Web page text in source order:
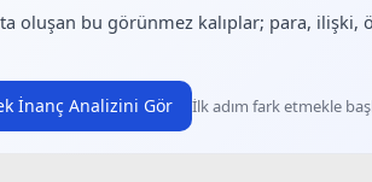
oluşan bu görünmez kalıplar; para, ilişki,
İnanç Analizini Gör İlk adım fark etmekle